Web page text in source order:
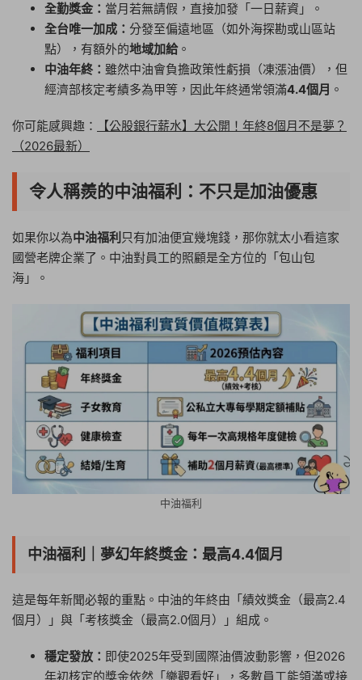
全勤獎金： 當月若無請假，直接加發「一日薪資」。
全台唯一加成： 分發至偏遠地區（如外海探勘或山區站
點），有額外的地域加給。
中油年終： 雖然中油會負擔政策性虧損（凍漲油價），但
經濟部核定考績多為甲等，因此年終通常領滿4.4個月 。
你可能感興趣：
【公股銀行薪水】大公開！年終8個月不是夢？
（2026最新）
令人稱羨的中油福利：不只是加油優惠
如果你以為中油福利 只有加油便宜幾塊錢，那你就太小看這家
國營老牌企業了。中油對員工的照顧是全方位的「包山包
海」。
中油福利
中油福利｜夢幻年終獎金：最高4.4個月
這是每年新聞必報的重點。中油的年終由「績效獎金（最高2.4
個月）」與「考核獎金（最高2.0個月）」組成。
穩定發放： 即使2025年受到國際油價波動影響，但2026
年初核定的獎金依然「樂觀看好」，多數員工能領滿或接